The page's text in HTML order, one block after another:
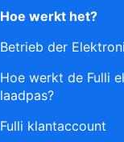
Hoe werkt het?
Betrieb der
Hoe werkt de Fulli
laadpas?
Fulli klantaccount